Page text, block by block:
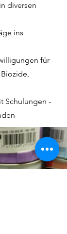
diversen
ins
für
Schulungen -